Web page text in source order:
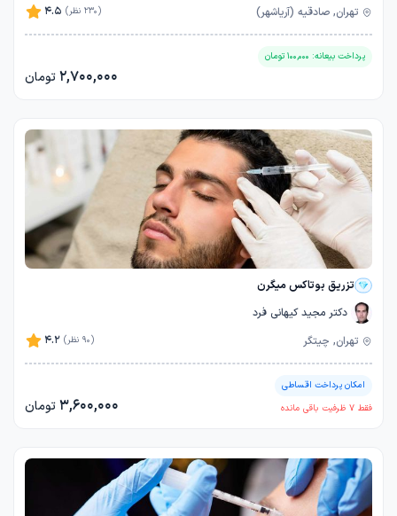
4.5
(230 نظر) تهران, صادقیه (آریاشهر)
پرداخت بیعانه: 100,000 تومان
2,700,000تومان
تزریق بوتاکس میگرن
دکتر مجید کیهانی فرد
4.2
(90 نظر) تهران, چیتگر
امکان پرداخت اقساطی
فقط 7 ظرفیت باقی مانده 3,600,000تومان